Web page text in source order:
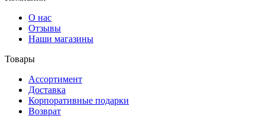
О нас
Отзывы
Наши магазины
Товары
Ассортимент
Доставка
Корпоративные подарки
Возврат